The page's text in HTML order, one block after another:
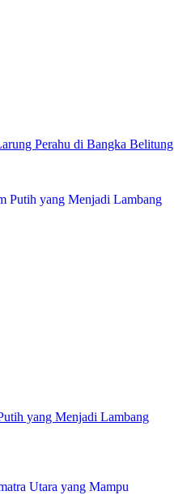
Perahu di Bangka Belitung
yang Menjadi Lambang